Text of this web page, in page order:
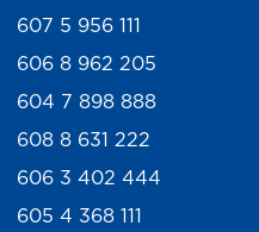
607 5 956 111
606 8 962 205
604 7 898 888
608 8 631 222
606 3 402 444
605 4 368 111